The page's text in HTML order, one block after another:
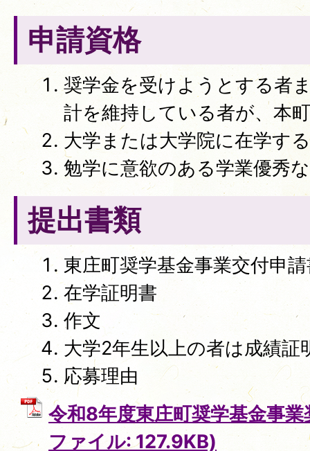
申請資格
奨学金を受けようとする者
計を維持している者が、本
大学または大学院に在学す
勉学に意欲のある学業優秀
提出書類
東庄町奨学基金事業交付申
在学証明書
作文
大学2年生以上の者は成績証
応募理由
令和8年度東庄町奨学基金事
ファイル: 127.9KB)